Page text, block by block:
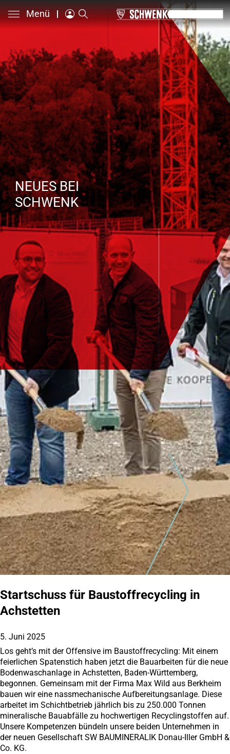
Menü
NEUES BEI
SCHWENK
Startschuss für Baustoffrecycling in
Achstetten
5. Juni 2025
Los geht’s mit der Offensive im Baustoffrecycling: Mit einem
feierlichen Spatenstich haben jetzt die Bauarbeiten für die neue
Bodenwaschanlage in Achstetten, Baden-Württemberg,
begonnen. Gemeinsam mit der Firma Max Wild aus Berkheim
bauen wir eine nassmechanische Aufbereitungsanlage. Diese
arbeitet im Schichtbetrieb jährlich bis zu 250.000 Tonnen
mineralische Bauabfälle zu hochwertigen Recyclingstoffen auf.
Unsere Kompetenzen bündeln unsere beiden Unternehmen in
der neuen Gesellschaft SW BAUMINERALIK Donau-Iller GmbH &
Co. KG.